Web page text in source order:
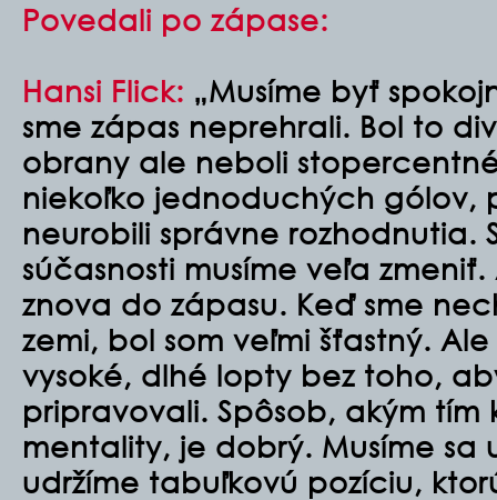
Povedali po zápase:
Hansi Flick: „Musíme byť
sme zápas neprehrali. Bol to
obrany ale neboli
niekoľko jednoduchých gólov,
neurobili správne rozhodnutia.
súčasnosti musíme veľa
znova do zápasu. Keď sme
zemi, bol som veľmi šťastný.
vysoké, dlhé lopty bez toho,
pripravovali. Spôsob, akým tím
mentality, je dobrý. Musíme sa
udržíme tabuľkovú pozíciu,